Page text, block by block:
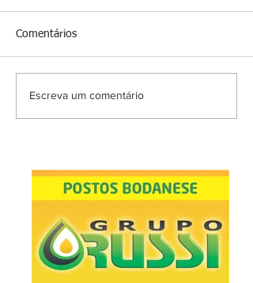
Comentários
Escreva um comentário